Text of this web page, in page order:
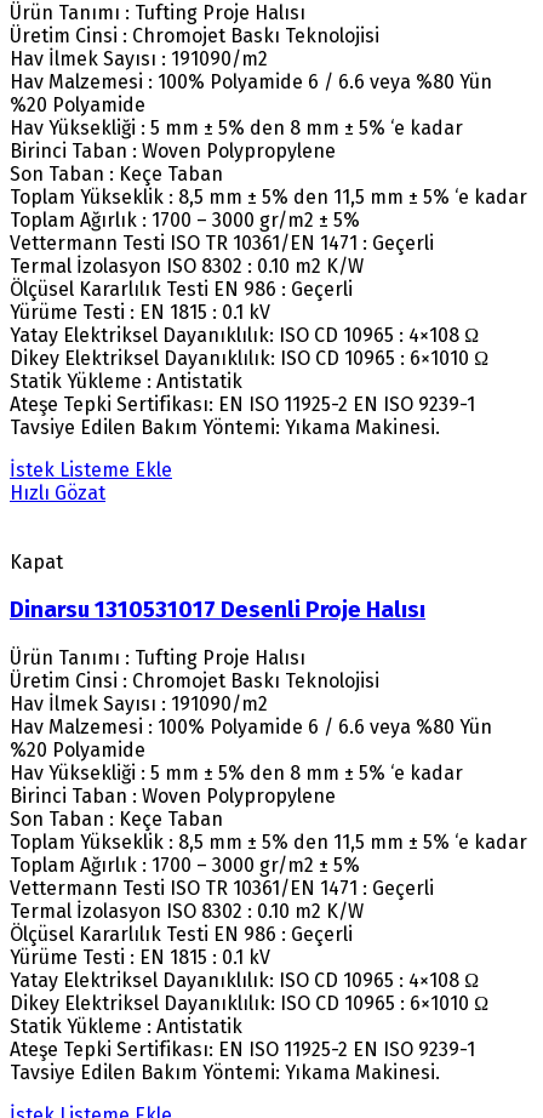
Ürün Tanımı : Tufting Proje Halısı
Üretim Cinsi : Chromojet Baskı Teknolojisi
Hav İlmek Sayısı : 191090/m2
Hav Malzemesi : 100% Polyamide 6 / 6.6 veya %80 Yün
%20 Polyamide
Hav Yüksekliği : 5 mm ± 5% den 8 mm ± 5% ‘e kadar
Birinci Taban : Woven Polypropylene
Son Taban : Keçe Taban
Toplam Yükseklik : 8,5 mm ± 5% den 11,5 mm ± 5% ‘e kadar
Toplam Ağırlık : 1700 – 3000 gr/m2 ± 5%
Vettermann Testi ISO TR 10361/EN 1471 : Geçerli
Termal İzolasyon ISO 8302 : 0.10 m2 K/W
Ölçüsel Kararlılık Testi EN 986 : Geçerli
Yürüme Testi : EN 1815 : 0.1 kV
Yatay Elektriksel Dayanıklılık: ISO CD 10965 : 4×108 Ω
Dikey Elektriksel Dayanıklılık: ISO CD 10965 : 6×1010 Ω
Statik Yükleme : Antistatik
Ateşe Tepki Sertifikası: EN ISO 11925-2 EN ISO 9239-1
Tavsiye Edilen Bakım Yöntemi: Yıkama Makinesi.
İstek Listeme Ekle
Hızlı Gözat
Kapat
Dinarsu 1310531017 Desenli Proje Halısı
Ürün Tanımı : Tufting Proje Halısı
Üretim Cinsi : Chromojet Baskı Teknolojisi
Hav İlmek Sayısı : 191090/m2
Hav Malzemesi : 100% Polyamide 6 / 6.6 veya %80 Yün
%20 Polyamide
Hav Yüksekliği : 5 mm ± 5% den 8 mm ± 5% ‘e kadar
Birinci Taban : Woven Polypropylene
Son Taban : Keçe Taban
Toplam Yükseklik : 8,5 mm ± 5% den 11,5 mm ± 5% ‘e kadar
Toplam Ağırlık : 1700 – 3000 gr/m2 ± 5%
Vettermann Testi ISO TR 10361/EN 1471 : Geçerli
Termal İzolasyon ISO 8302 : 0.10 m2 K/W
Ölçüsel Kararlılık Testi EN 986 : Geçerli
Yürüme Testi : EN 1815 : 0.1 kV
Yatay Elektriksel Dayanıklılık: ISO CD 10965 : 4×108 Ω
Dikey Elektriksel Dayanıklılık: ISO CD 10965 : 6×1010 Ω
Statik Yükleme : Antistatik
Ateşe Tepki Sertifikası: EN ISO 11925-2 EN ISO 9239-1
Tavsiye Edilen Bakım Yöntemi: Yıkama Makinesi.